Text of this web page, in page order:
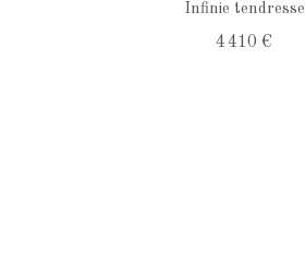
Infinie tendresse
4 410 €